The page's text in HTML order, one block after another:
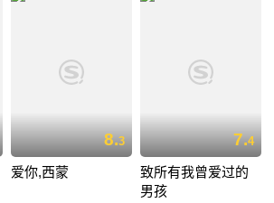
8.3
爱你,西蒙
7.4
致所有我曾爱过的
男孩